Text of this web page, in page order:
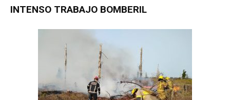
INTENSO TRABAJO BOMBERIL